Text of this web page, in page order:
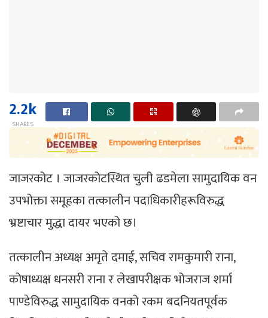
2.2k
SHARES
जाजरकोट । जाजरकोटस्थित चुली ढडमेला सामुदायिक वन
उपभोक्ता समूहका तत्कालीन पदाधिकारीहरूविरुद्ध
भ्रष्टाचार मुद्धा दायर भएको छ।
तत्कालीन अध्यक्ष अमृते दमाई, सचिव रामकुमारी राना,
कोषाध्यक्ष धनसरी राना र लेखापरीक्षक भोजराज शर्मा
पाण्डेविरुद्ध सामुदायिक वनको रकम बदनियतपूर्वक